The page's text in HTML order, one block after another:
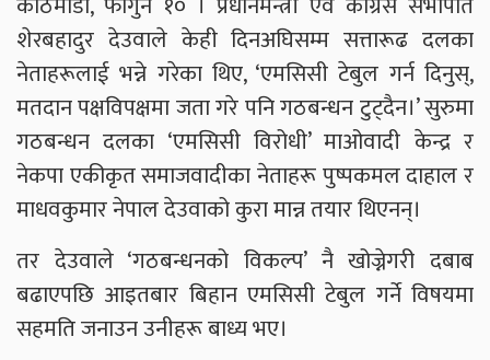
शेरबहादुर देउवाले केही दिनअघिसम्म सत्तारूढ दलका
नेताहरूलाई भन्ने गरेका थिए, ‘एमसिसी टेबुल गर्न दिनुस्,
मतदान पक्षविपक्षमा जता गरे पनि गठबन्धन टुट्दैन।’ सुरुमा
गठबन्धन दलका ‘एमसिसी विरोधी’ माओवादी केन्द्र र
नेकपा एकीकृत समाजवादीका नेताहरू पुष्पकमल दाहाल र
माधवकुमार नेपाल देउवाको कुरा मान्न तयार थिएनन्।
तर देउवाले ‘गठबन्धनको विकल्प’ नै खोज्नेगरी दबाब
बढाएपछि आइतबार बिहान एमसिसी टेबुल गर्ने विषयमा
सहमति जनाउन उनीहरू बाध्य भए।